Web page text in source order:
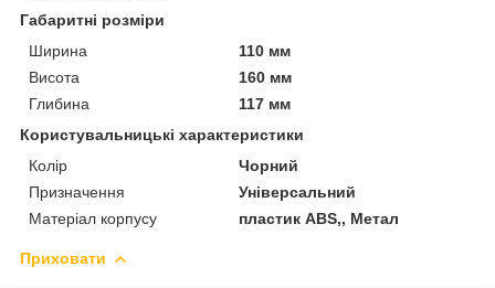
Габаритні розміри
Ширина
110 мм
Висота
160 мм
Глибина
117 мм
Користувальницькі характеристики
Колір
Чорний
Призначення
Універсальний
Матеріал корпусу
пластик ABS,, Метал
Приховати